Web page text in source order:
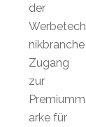
der
Werbetech
nikbranche
Zugang
zur
Premiumm
arke für